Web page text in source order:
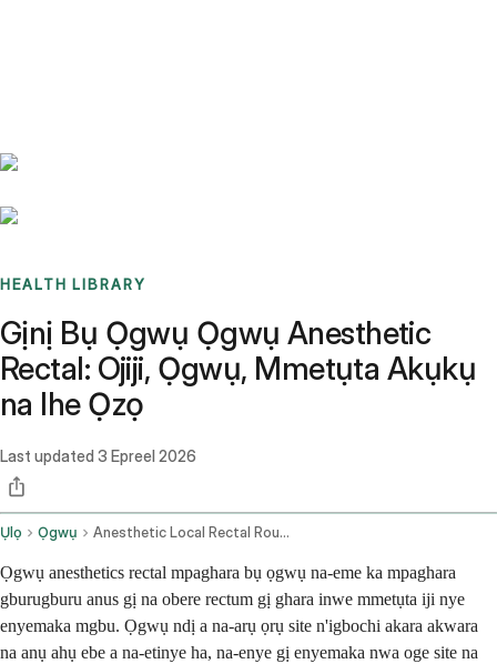
HEALTH LIBRARY
Gịnị Bụ Ọgwụ Ọgwụ Anesthetic
Rectal: Ojiji, Ọgwụ, Mmetụta Akụkụ
na Ihe Ọzọ
Last updated 3 Epreel 2026
Ụlọ Ọgwụ Anesthetic Local Rectal Route
Ọgwụ anesthetics rectal mpaghara bụ ọgwụ na-eme ka mpaghara
gburugburu anus gị na obere rectum gị ghara inwe mmetụta iji nye
enyemaka mgbu. Ọgwụ ndị a na-arụ ọrụ site n'igbochi akara akwara
na anụ ahụ ebe a na-etinye ha, na-enye gị enyemaka nwa oge site na